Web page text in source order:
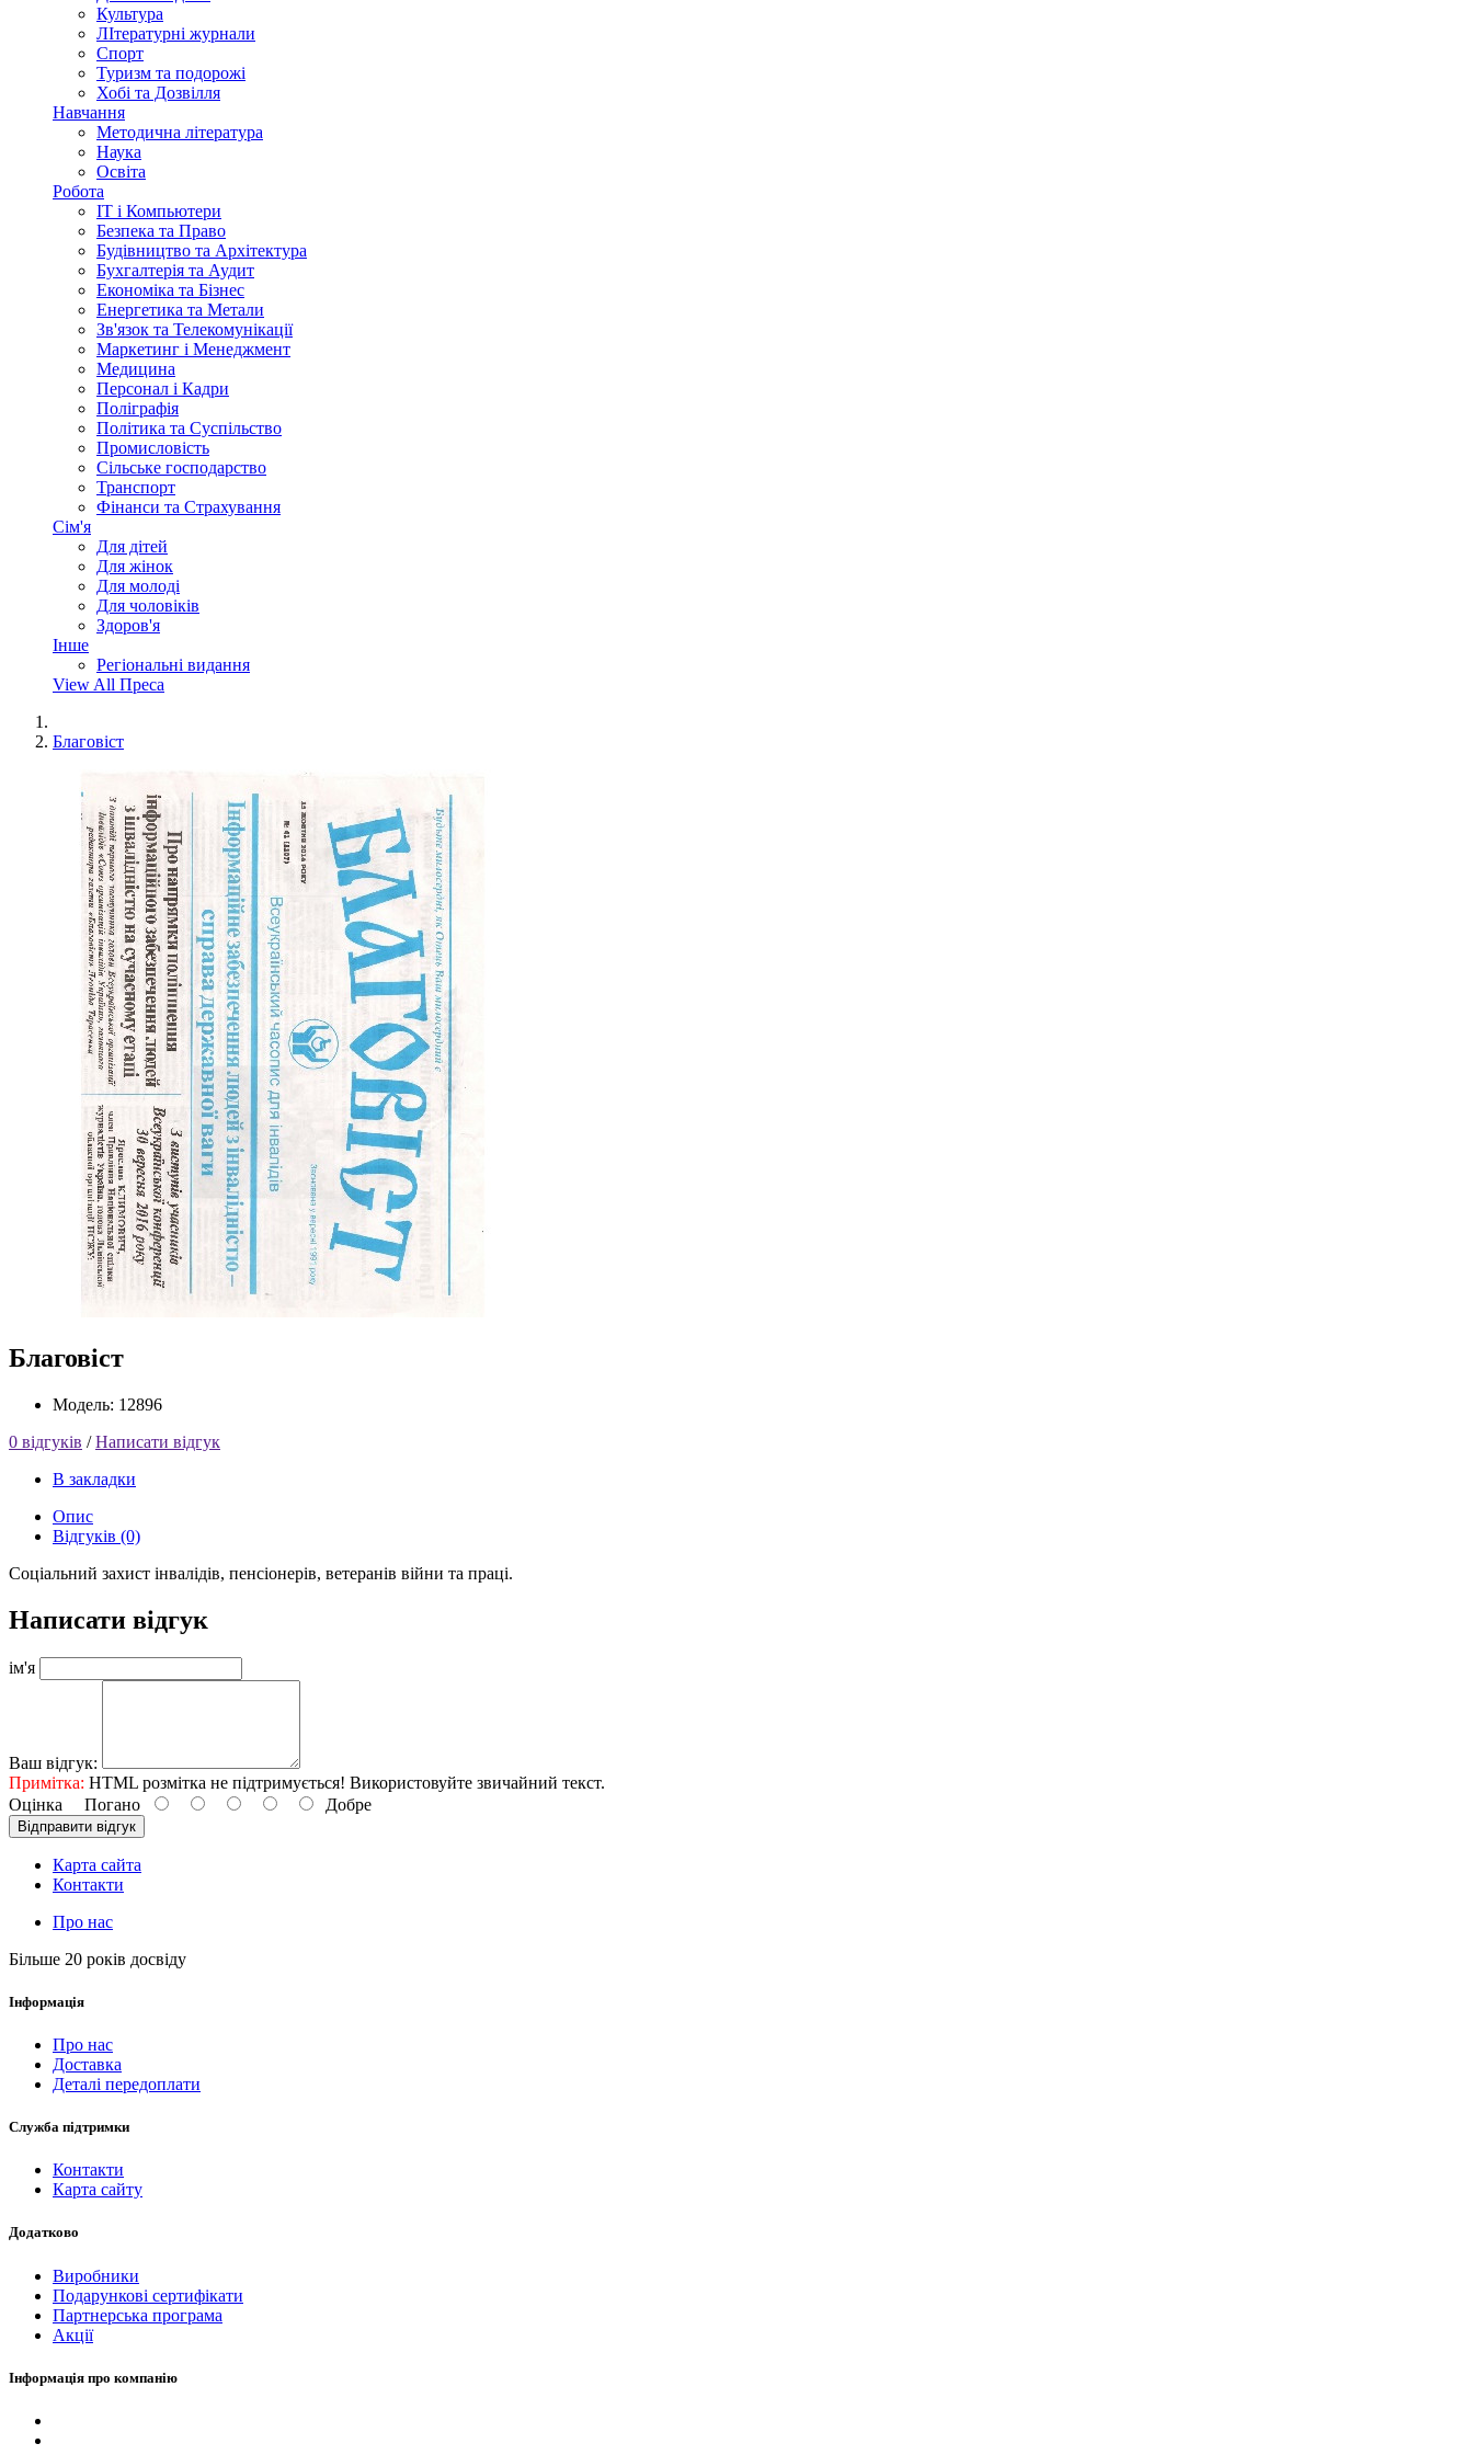
Культура
ЛІтературні журнали
Спорт
Туризм та подорожі
Хобі та Дозвілля
Навчання
Методична література
Наука
Освіта
Робота
IT і Компьютери
Безпека та Право
Будівництво та Архітектура
Бухгалтерія та Аудит
Економіка та Бізнес
Енергетика та Метали
Зв'язок та Телекомунікації
Маркетинг і Менеджмент
Медицина
Персонал і Кадри
Поліграфія
Політика та Суспільство
Промисловість
Сільське господарство
Транспорт
Фінанси та Страхування
Сім'я
Для дітей
Для жінок
Для молоді
Для чоловіків
Здоров'я
Інше
Регіональні видання
View All Преса
Благовіст
Благовіст
Модель: 12896
0 відгуків /Написати відгук
В закладки
Опис
Відгуків (0)
Соціальний захист інвалідів, пенсіонерів, ветеранів війни та праці.
Написати відгук
ім'я
Ваш відгук:
Примітка: HTML розмітка не підтримується! Використовуйте звичайний текст.
Оцінка Погано Добре
Відправити відгук
Карта сайта
Контакти
Про нас
Більше 20 років досвіду
Інформація
Про нас
Доставка
Деталі передоплати
Служба підтримки
Контакти
Карта сайту
Додатково
Виробники
Подарункові сертифікати
Партнерська програма
Акції
Інформація про компанію